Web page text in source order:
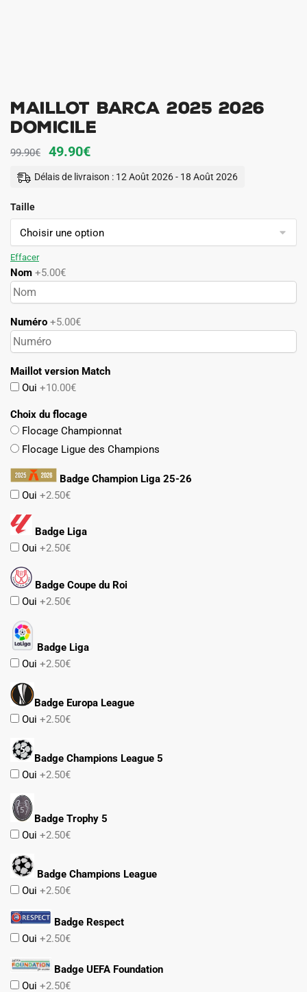
Maillot Barca 2025 2026
Domicile
99.90€
Le
prix
99.90€.
49.90€Le
prix
49.90€.
Délais de livraison : 12 Août 2026 - 18 Août 2026
Taille
Effacer
Nom +5.00€
Numéro +5.00€
Maillot version Match
Oui +10.00€
Choix du flocage
Flocage Championnat
Flocage Ligue des Champions
Badge Champion Liga 25-26
Oui +2.50€
Badge Liga
Oui +2.50€
Badge Coupe du Roi
Oui +2.50€
Badge Liga
Oui +2.50€
Badge Europa League
Oui +2.50€
Badge Champions League 5
Oui +2.50€
Badge Trophy 5
Oui +2.50€
Badge Champions League
Oui +2.50€
Badge Respect
Oui +2.50€
Badge UEFA Foundation
Oui +2.50€